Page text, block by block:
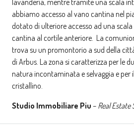
lavanderia, mentre tramite una scala
abbiamo accesso al vano cantina nel
dotato di ulteriore accesso ad una
cantina al cortile anteriore. La
trova su un promontorio a sud della
di Arbus. La zona si caratterizza per le
natura incontaminata e selvaggia e per
cristallino.
Studio Immobiliare Piu – Real